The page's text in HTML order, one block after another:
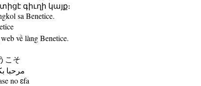
գիւղի կայք։
sa Benetice.
về làng Benetice.
こそ
مرحبا
no ɛfa